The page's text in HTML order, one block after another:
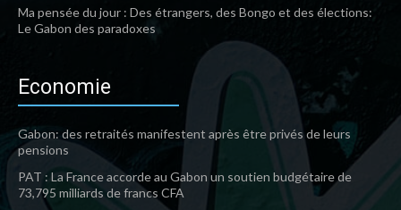
Ma pensée du jour : Des étrangers, des Bongo et des élections:
Le Gabon des paradoxes
Economie
Gabon: des retraités manifestent après être privés de leurs
pensions
PAT : La France accorde au Gabon un soutien budgétaire de
73,795 milliards de francs CFA